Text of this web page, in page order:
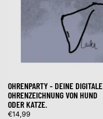
OHRENPARTY - DEINE DIGITALE
OHRENZEICHNUNG VON HUND
ODER KATZE.
€14,99